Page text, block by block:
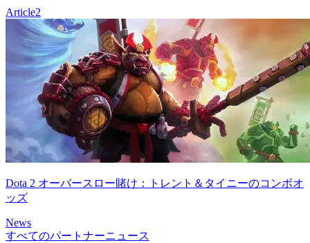
Article2
Dota 2 オーバースロー賭け：トレント＆タイニーのコンボオ
ッズ
News
すべてのパートナーニュース